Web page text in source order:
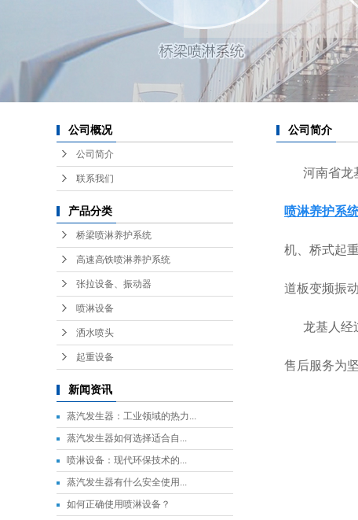
公司概况
公司简介
联系我们
产品分类
桥梁喷淋养护系统
高速高铁喷淋养护系统
张拉设备、振动器
喷淋设备
洒水喷头
起重设备
新闻资讯
蒸汽发生器：工业领域的热力...
​蒸汽发生器如何选择适合自...
​喷淋设备：现代环保技术的...
​蒸汽发生器有什么安全使用...
​如何正确使用喷淋设备？
公司简介
河南省龙
喷淋养护系
机、桥式起
道板变频振
龙基人经
售后服务为